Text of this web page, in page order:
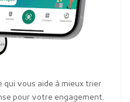
vous aide à mieux trier
pour votre engagement.